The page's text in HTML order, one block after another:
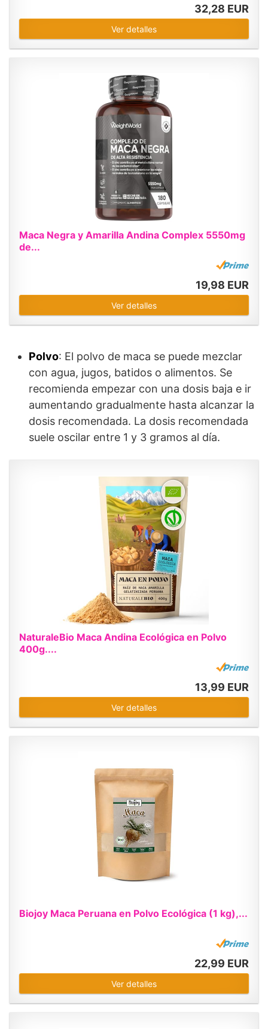
32,28 EUR
Ver detalles
Maca Negra y Amarilla Andina Complex 5550mg
de...
19,98 EUR
Ver detalles
Polvo: El polvo de maca se puede mezclar
con agua, jugos, batidos o alimentos. Se
recomienda empezar con una dosis baja e ir
aumentando gradualmente hasta alcanzar la
dosis recomendada. La dosis recomendada
suele oscilar entre 1 y 3 gramos al día.
NaturaleBio Maca Andina Ecológica en Polvo
400g....
13,99 EUR
Ver detalles
Biojoy Maca Peruana en Polvo Ecológica (1 kg),...
22,99 EUR
Ver detalles